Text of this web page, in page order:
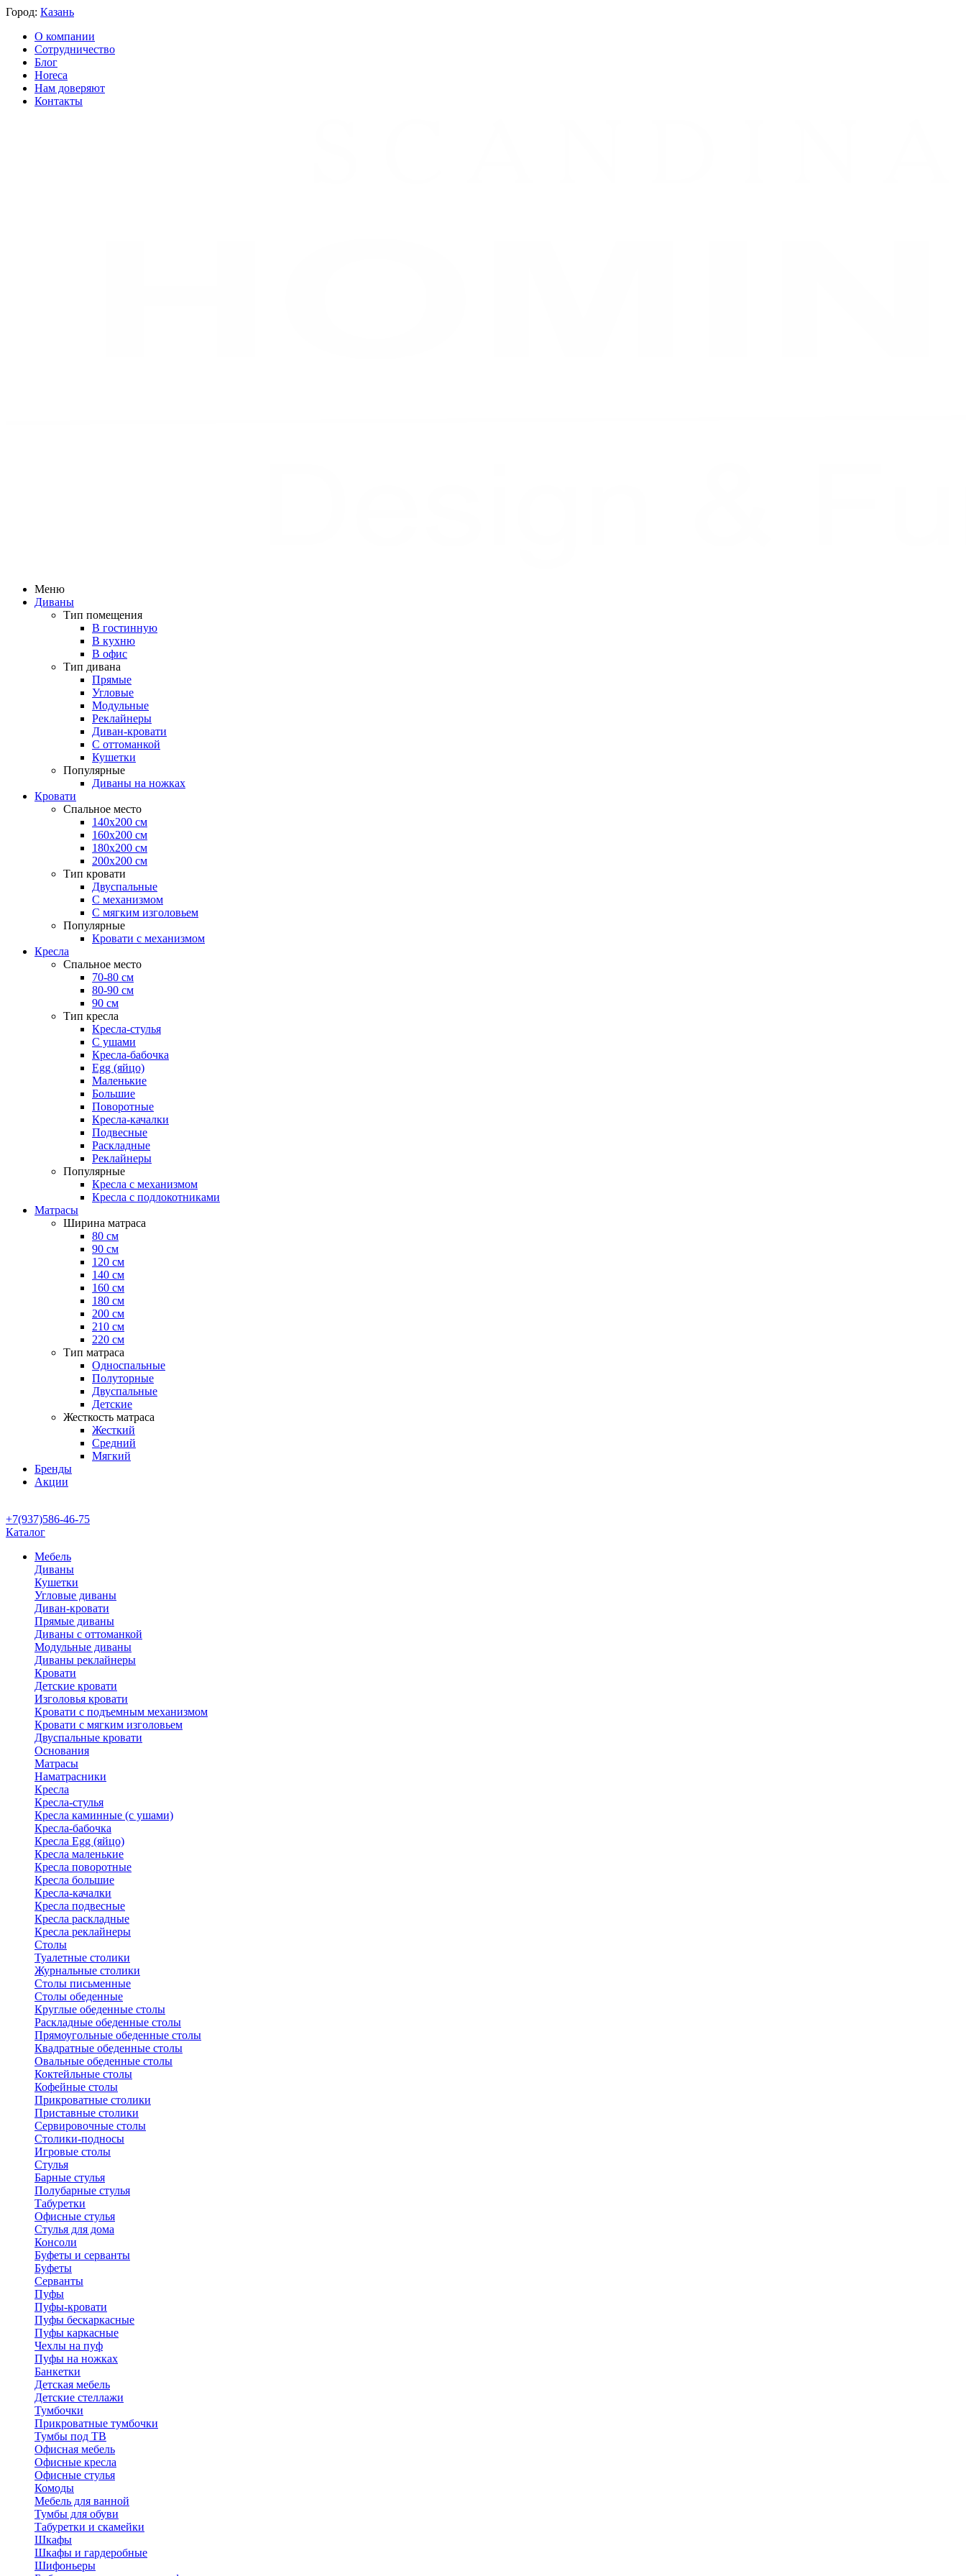
Город: Казань
О компании
Сотрудничество
Блог
Horeca
Нам доверяют
Контакты
Меню
Диваны
Тип помещения
В гостинную
В кухню
В офис
Тип дивана
Прямые
Угловые
Модульные
Реклайнеры
Диван-кровати
С оттоманкой
Кушетки
Популярные
Диваны на ножках
Кровати
Спальное место
140х200 см
160х200 см
180х200 см
200х200 см
Тип кровати
Двуспальные
С механизмом
С мягким изголовьем
Популярные
Кровати с механизмом
Кресла
Спальное место
70-80 см
80-90 см
90 см
Тип кресла
Кресла-стулья
С ушами
Кресла-бабочка
Egg (яйцо)
Маленькие
Большие
Поворотные
Кресла-качалки
Подвесные
Раскладные
Реклайнеры
Популярные
Кресла с механизмом
Кресла с подлокотниками
Матрасы
Ширина матраса
80 см
90 см
120 см
140 см
160 см
180 см
200 см
210 см
220 см
Тип матраса
Односпальные
Полуторные
Двуспальные
Детские
Жесткость матраса
Жесткий
Средний
Мягкий
Бренды
Акции
+7(937)586-46-75
Каталог
Мебель
Диваны
Кушетки
Угловые диваны
Диван-кровати
Прямые диваны
Диваны с оттоманкой
Модульные диваны
Диваны реклайнеры
Кровати
Детские кровати
Изголовья кровати
Кровати с подъемным механизмом
Кровати с мягким изголовьем
Двуспальные кровати
Основания
Матрасы
Наматрасники
Кресла
Кресла-стулья
Кресла каминные (с ушами)
Кресла-бабочка
Кресла Egg (яйцо)
Кресла маленькие
Кресла поворотные
Кресла большие
Кресла-качалки
Кресла подвесные
Кресла раскладные
Кресла реклайнеры
Столы
Туалетные столики
Журнальные столики
Столы письменные
Столы обеденные
Круглые обеденные столы
Раскладные обеденные столы
Прямоугольные обеденные столы
Квадратные обеденные столы
Овальные обеденные столы
Коктейльные столы
Кофейные столы
Прикроватные столики
Приставные столики
Сервировочные столы
Столики-подносы
Игровые столы
Стулья
Барные стулья
Полубарные стулья
Табуретки
Офисные стулья
Стулья для дома
Консоли
Буфеты и серванты
Буфеты
Серванты
Пуфы
Пуфы-кровати
Пуфы бескаркасные
Пуфы каркасные
Чехлы на пуф
Пуфы на ножках
Банкетки
Детская мебель
Детские стеллажи
Тумбочки
Прикроватные тумбочки
Тумбы под ТВ
Офисная мебель
Офисные кресла
Офисные стулья
Комоды
Мебель для ванной
Тумбы для обуви
Табуретки и скамейки
Шкафы
Шкафы и гардеробные
Шифоньеры